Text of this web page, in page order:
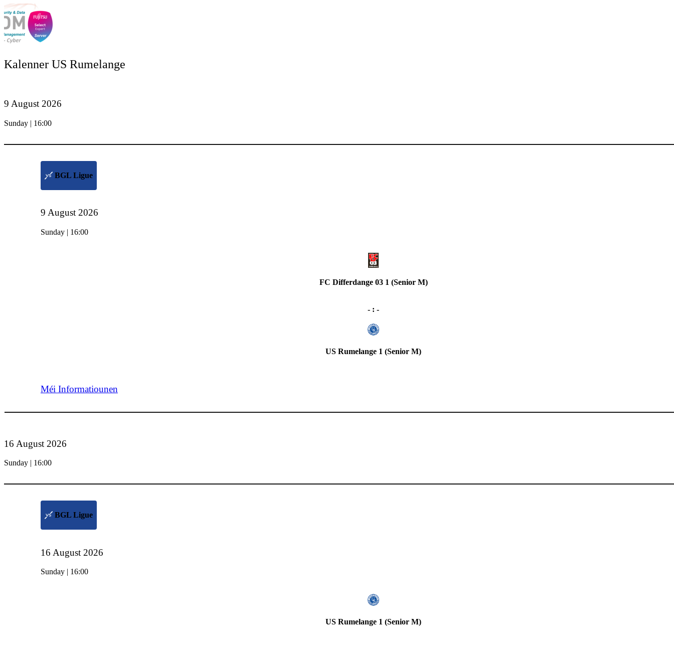
Kalenner US Rumelange
9 August 2026
Sunday | 16:00
BGL Ligue
9 August 2026
Sunday | 16:00
FC Differdange 03 1 (Senior M)
- : -
US Rumelange 1 (Senior M)
Méi Informatiounen
16 August 2026
Sunday | 16:00
BGL Ligue
16 August 2026
Sunday | 16:00
US Rumelange 1 (Senior M)